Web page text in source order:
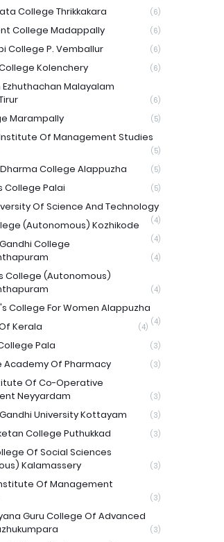
College Thrikkakara (6)
College Madappally (6)
College P. Vemballur (6)
Kolenchery (6)
Malayalam
(6)
Marampally (5)
Of Management Studies
(5)
College Alappuzha (5)
College Palai (5)
Of Science And Technology
(4)
(Autonomous) Kozhikode
(4)
College
(4)
College (Autonomous)
(4)
College For Women Alappuzha
(4)
Kerala (4)
Pala (3)
Academy Of Pharmacy (3)
Of Co-Operative
Neyyardam
(3)
University Kottayam (3)
College Puthukkad (3)
Of Social Sciences
Kalamassery
(3)
Of Management
(3)
Guru College Of Advanced
(3)